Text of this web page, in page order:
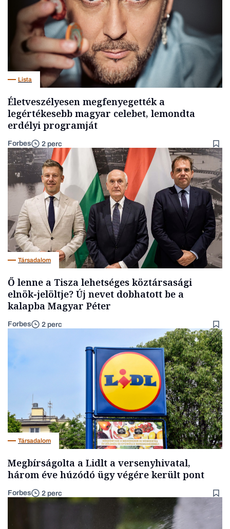
Lista
Életveszélyesen megfenyegették a
legértékesebb magyar celebet, lemondta
erdélyi programját
Forbes 2 perc
Társadalom
Ő lenne a Tisza lehetséges köztársasági
elnök-jelöltje? Új nevet dobhatott be a
kalapba Magyar Péter
Forbes 2 perc
Társadalom
Megbírságolta a Lidlt a versenyhivatal,
három éve húzódó ügy végére került pont
Forbes 2 perc